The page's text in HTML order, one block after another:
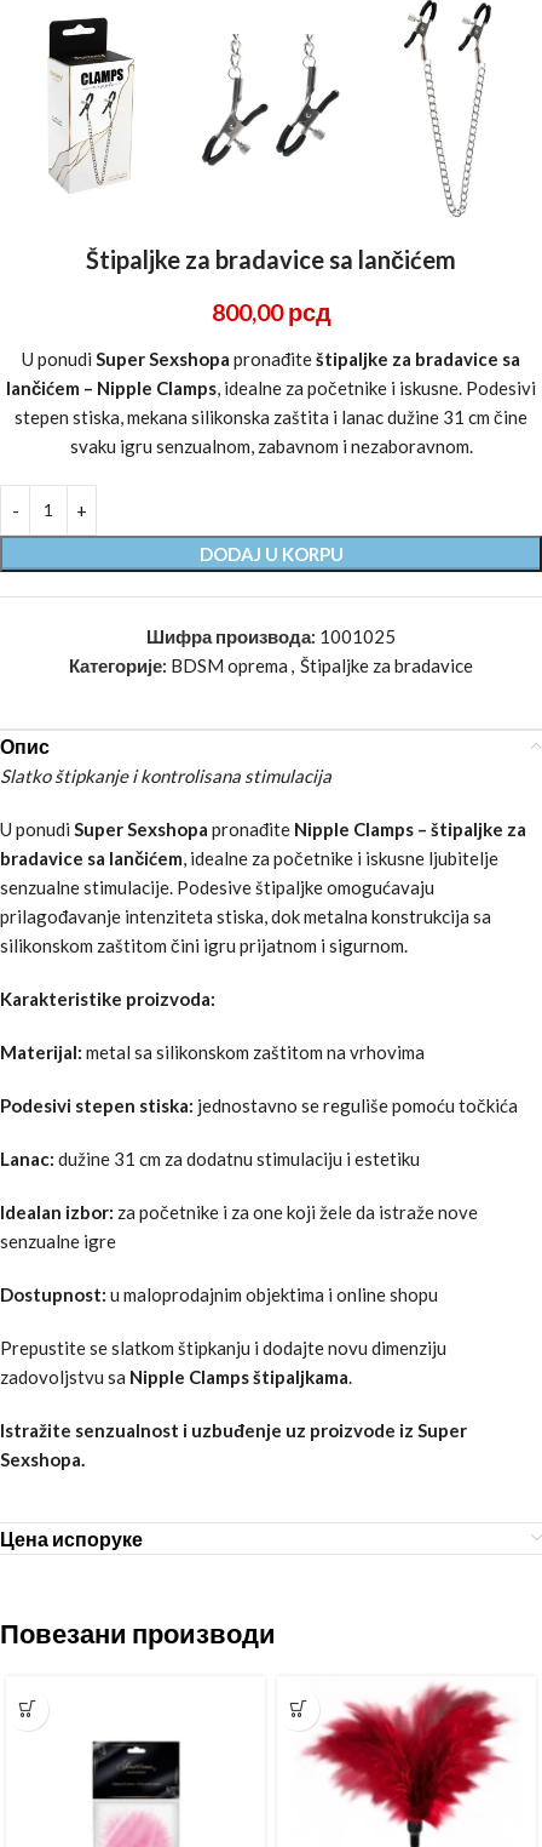
Štipaljke za bradavice sa lančićem
800,00рсд
U ponudi Super Sexshopa pronađiteštipaljke za bradavice sa
lančićem – Nipple Clamps, idealne za početnike i iskusne. Podesivi
stepen stiska, mekana silikonska zaštita i lanac dužine 31 cm čine
svaku igru senzualnom, zabavnom i nezaboravnom.
DODAJ U KORPU
Шифра производа: 1001025
Категорије: BDSM oprema , Štipaljke za bradavice
Опис
Slatko štipkanje i kontrolisana stimulacija
U ponudi Super Sexshopa pronađite Nipple Clamps – štipaljke za
bradavice sa lančićem, idealne za početnike i iskusne ljubitelje
senzualne stimulacije. Podesive štipaljke omogućavaju
prilagođavanje intenziteta stiska, dok metalna konstrukcija sa
silikonskom zaštitom čini igru prijatnom i sigurnom.
Karakteristike proizvoda:
Materijal: metal sa silikonskom zaštitom na vrhovima
Podesivi stepen stiska: jednostavno se reguliše pomoću točkića
Lanac: dužine 31 cm za dodatnu stimulaciju i estetiku
Idealan izbor: za početnike i za one koji žele da istraže nove
senzualne igre
Dostupnost: u maloprodajnim objektima i online shopu
Prepustite se slatkom štipkanju i dodajte novu dimenziju
zadovoljstvu sa Nipple Clamps štipaljkama.
Istražite senzualnost i uzbuđenje uz proizvode iz Super
Sexshopa.
Цена испоруке
Повезани производи